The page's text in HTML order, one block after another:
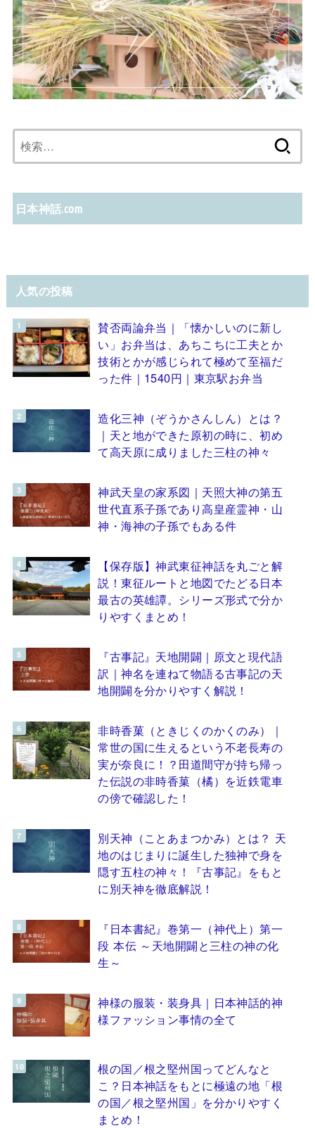
索:
日本神話.com
人気の投稿
賛否両論弁当｜「懐かしいのに新し
い」お弁当は、あちこちに工夫とか
技術とかが感じられて極めて至福だ
った件｜1540円｜東京駅お弁当
造化三神（ぞうかさんしん）とは？
｜天と地ができた原初の時に、初め
て高天原に成りました三柱の神々
神武天皇の家系図｜天照大神の第五
世代直系子孫であり高皇産霊神・山
神・海神の子孫でもある件
【保存版】神武東征神話を丸ごと解
説！東征ルートと地図でたどる日本
最古の英雄譚。シリーズ形式で分か
りやすくまとめ！
『古事記』天地開闢｜原文と現代語
訳｜神名を連ねて物語る古事記の天
地開闢を分かりやすく解説！
非時香菓（ときじくのかくのみ）｜
常世の国に生えるという不老長寿の
実が奈良に！？田道間守が持ち帰っ
た伝説の非時香菓（橘）を近鉄電車
の傍で確認した！
別天神（ことあまつかみ）とは？ 天
地のはじまりに誕生した独神で身を
隠す五柱の神々！『古事記』をもと
に別天神を徹底解説！
『日本書紀』巻第一（神代上）第一
段 本伝 ～天地開闢と三柱の神の化
生～
神様の服装・装身具｜日本神話的神
様ファッション事情の全て
根の国／根之堅州国ってどんなと
こ？日本神話をもとに極遠の地「根
の国／根之堅州国」を分かりやすく
まとめ！